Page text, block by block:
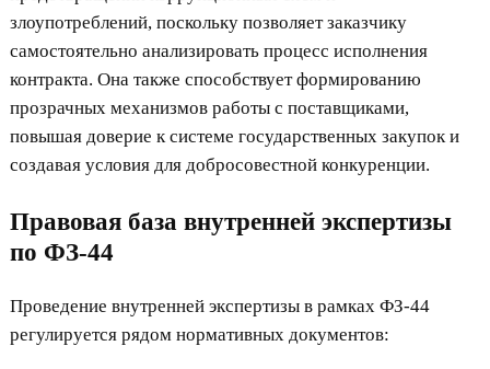
злоупотреблений, поскольку позволяет заказчику
самостоятельно анализировать процесс исполнения
контракта. Она также способствует формированию
прозрачных механизмов работы с поставщиками,
повышая доверие к системе государственных закупок и
создавая условия для добросовестной конкуренции.
Правовая база внутренней экспертизы
по ФЗ-44
Проведение внутренней экспертизы в рамках ФЗ-44
регулируется рядом нормативных документов: